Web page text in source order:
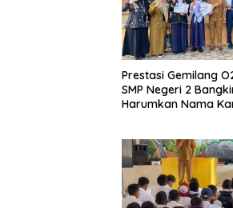
Prestasi Gemilang
SMP Negeri 2
Harumkan Nama